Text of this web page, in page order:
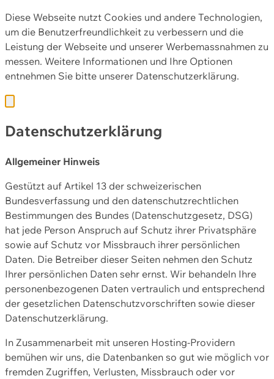
Diese Webseite nutzt Cookies und andere Technologien,
um die Benutzerfreundlichkeit zu verbessern und die
Leistung der Webseite und unserer Werbemassnahmen zu
messen. Weitere Informationen und Ihre Optionen
entnehmen Sie bitte unserer Datenschutzerklärung.
Datenschutzerklärung
Allgemeiner Hinweis
Gestützt auf Artikel 13 der schweizerischen
Bundesverfassung und den datenschutzrechtlichen
Bestimmungen des Bundes (Datenschutzgesetz, DSG)
hat jede Person Anspruch auf Schutz ihrer Privatsphäre
sowie auf Schutz vor Missbrauch ihrer persönlichen
Daten. Die Betreiber dieser Seiten nehmen den Schutz
Ihrer persönlichen Daten sehr ernst. Wir behandeln Ihre
personenbezogenen Daten vertraulich und entsprechend
der gesetzlichen Datenschutzvorschriften sowie dieser
Datenschutzerklärung.
In Zusammenarbeit mit unseren Hosting-Providern
bemühen wir uns, die Datenbanken so gut wie möglich vor
fremden Zugriffen, Verlusten, Missbrauch oder vor